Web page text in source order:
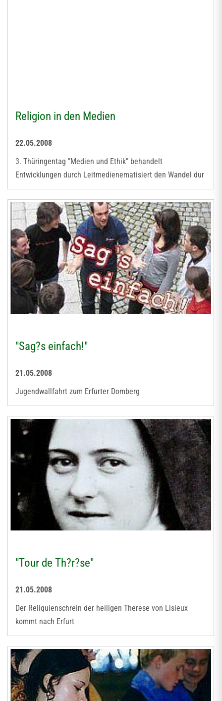
Religion in den Medien
22.05.2008
3. Thüringentag "Medien und Ethik" behandelt
Entwicklungen durch Leitmedienematisiert den Wandel dur
"Sag?s einfach!"
21.05.2008
Jugendwallfahrt zum Erfurter Domberg
"Tour de Th?r?se"
21.05.2008
Der Reliquienschrein der heiligen Therese von Lisieux
kommt nach Erfurt